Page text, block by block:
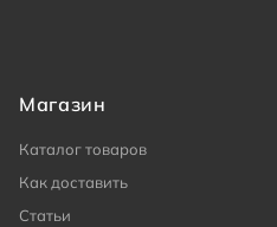
Магазин
Каталог товаров
Как доставить
Статьи